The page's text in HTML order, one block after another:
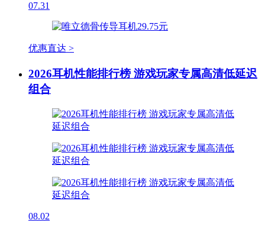
07.31
优惠直达 >
2026耳机性能排行榜 游戏玩家专属高清低延迟
组合
08.02